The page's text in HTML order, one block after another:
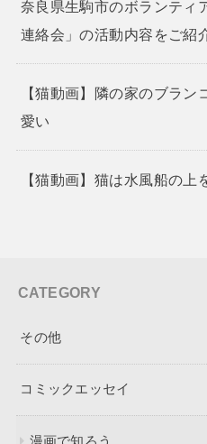
奈良県生駒市のボランティ
連絡会」の活動内容をご紹
【猫動画】隣の家のブラ
愛い
【猫動画】猫は水風船の上
CATEGORY
その他
コミックエッセイ